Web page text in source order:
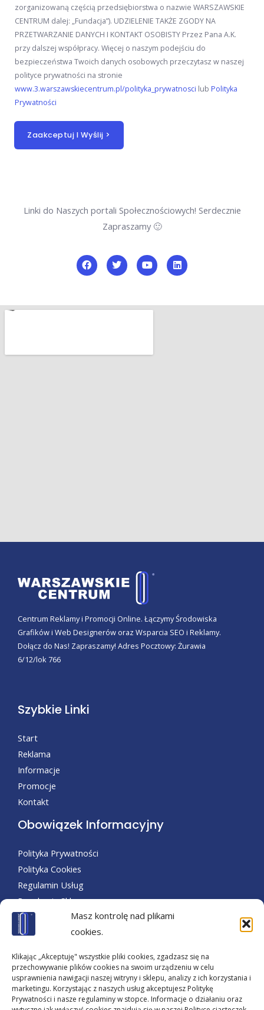
Masz kontrolę nad plikami
cookies.
Klikając „Akceptuję" wszystkie pliki cookies, zgadzasz się na
przechowywanie plików cookies na swoim urządzeniu w celu
usprawnienia nawigacji naszej witryny i sklepu, analizy z ich korzystania i
marketingu. Korzystając z naszych usług akceptujesz Politykę
Prywatności i nasze regulaminy w stopce. Informacje o działaniu oraz
zorganizowaną częścią przedsiębiorstwa o nazwie WARSZAWSKIE
CENTRUM dalej: „Fundacja”). UDZIELENIE TAKŻE ZGODY NA
PRZETWARZANIE DANYCH I KONTAKT OSOBISTY Przez Pana A.K.
przy dalszej współpracy. Więcej o naszym podejściu do
bezpieczeństwa Twoich danych osobowych przeczytasz w naszej
polityce prywatności na stronie
www.3.warszawskiecentrum.pl/polityka_prywatnosci lub Polityka
Prywatności
Zaakceptuj I Wyślij >
Linki do Naszych portali Społecznościowych! Serdecznie
Zapraszamy 🙂
Centrum Reklamy i Promocji Online. Łączymy Środowiska
Grafików i Web Designerów oraz Wsparcia SEO i Reklamy.
Dołącz do Nas! Zapraszamy! Adres Pocztowy: Żurawia
6/12/lok 766
Szybkie Linki
Start
Reklama
Informacje
Promocje
Kontakt
Obowiązek Informacyjny
Polityka Prywatności
Polityka Cookies
Regulamin Usług
Regulamin Sklepu
Nasze Social Media
Warszawskie Centrum i Nasze Nowinki Reklamowe.
Zapraszamy Na You Tube Online. Sprawdź już Dziś!
Płatności: